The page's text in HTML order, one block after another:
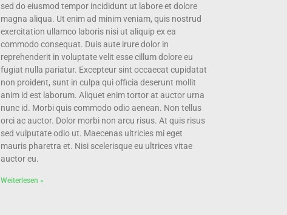
sed do eiusmod tempor incididunt ut labore et dolore
magna aliqua. Ut enim ad minim veniam, quis nostrud
exercitation ullamco laboris nisi ut aliquip ex ea
commodo consequat. Duis aute irure dolor in
reprehenderit in voluptate velit esse cillum dolore eu
fugiat nulla pariatur. Excepteur sint occaecat cupidatat
non proident, sunt in culpa qui officia deserunt mollit
anim id est laborum. Aliquet enim tortor at auctor urna
nunc id. Morbi quis commodo odio aenean. Non tellus
orci ac auctor. Dolor morbi non arcu risus. At quis risus
sed vulputate odio ut. Maecenas ultricies mi eget
mauris pharetra et. Nisi scelerisque eu ultrices vitae
auctor eu.
Weiterlesen »